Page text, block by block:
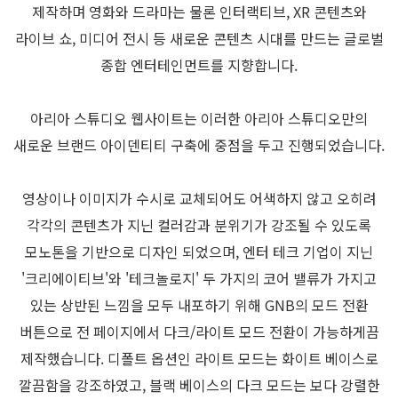
제작하며 영화와 드라마는 물론 인터랙티브, XR 콘텐츠와
라이브 쇼, 미디어 전시 등 새로운 콘텐츠 시대를 만드는 글로벌
종합 엔터테인먼트를 지향합니다.
아리아 스튜디오 웹사이트는 이러한 아리아 스튜디오만의
새로운 브랜드 아이덴티티 구축에 중점을 두고 진행되었습니다.
영상이나 이미지가 수시로 교체되어도 어색하지 않고 오히려
각각의 콘텐츠가 지닌 컬러감과 분위기가 강조될 수 있도록
모노톤을 기반으로 디자인 되었으며, 엔터 테크 기업이 지닌
'크리에이티브'와 '테크놀로지' 두 가지의 코어 밸류가 가지고
있는 상반된 느낌을 모두 내포하기 위해 GNB의 모드 전환
버튼으로 전 페이지에서 다크/라이트 모드 전환이 가능하게끔
제작했습니다. 디폴트 옵션인 라이트 모드는 화이트 베이스로
깔끔함을 강조하였고, 블랙 베이스의 다크 모드는 보다 강렬한